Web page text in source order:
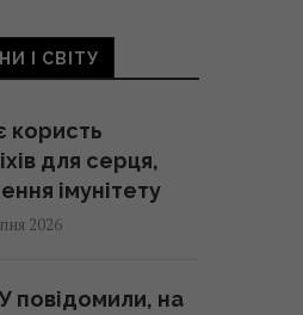
І СВІТУ
користь
для серця,
імунітету
2026
повідомили, на